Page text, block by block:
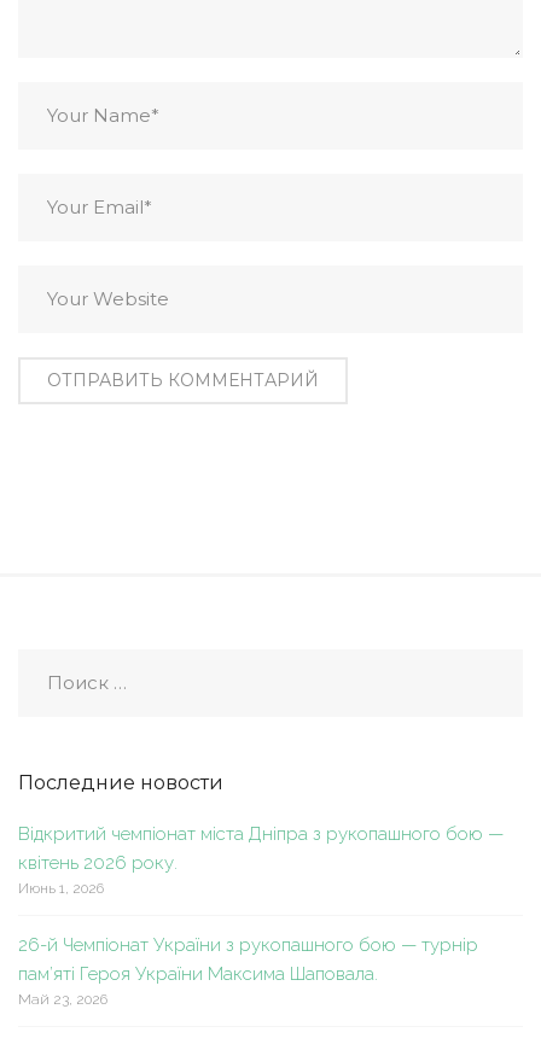
Последние новости
Відкритий чемпіонат міста Дніпра з рукопашного бою —
квітень 2026 року.
Июнь 1, 2026
26-й Чемпіонат України з рукопашного бою — турнір
пам’яті Героя України Максима Шаповала.
Май 23, 2026